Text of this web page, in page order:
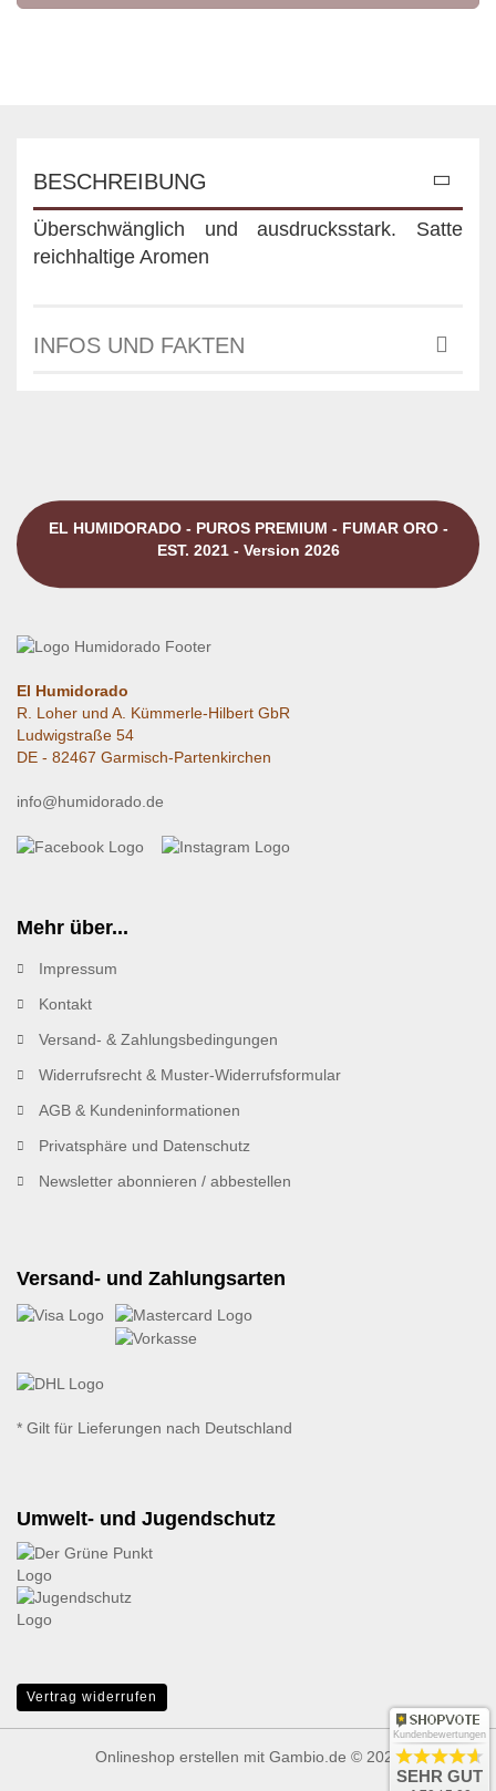
BESCHREIBUNG
Überschwänglich und ausdrucksstark. Satte
reichhaltige Aromen
INFOS UND FAKTEN
EL HUMIDORADO - PUROS PREMIUM - FUMAR ORO -
EST. 2021 - Version 2026
El Humidorado
R. Loher und A. Kümmerle-Hilbert GbR
Ludwigstraße 54
DE - 82467 Garmisch-Partenkirchen
info@humidorado.de
Mehr über...
Impressum
Kontakt
Versand- & Zahlungsbedingungen
Widerrufsrecht & Muster-Widerrufsformular
AGB & Kundeninformationen
Privatsphäre und Datenschutz
Newsletter abonnieren / abbestellen
Versand- und Zahlungsarten
* Gilt für Lieferungen nach Deutschland
Umwelt- und Jugendschutz
Vertrag widerrufen
Onlineshop erstellen mit Gambio.de © 2026
Kundenbewertungen
SEHR GUT